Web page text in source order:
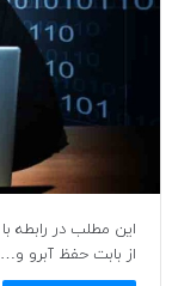
این مطلب در رابطه
از بابت حفظ آبرو و…